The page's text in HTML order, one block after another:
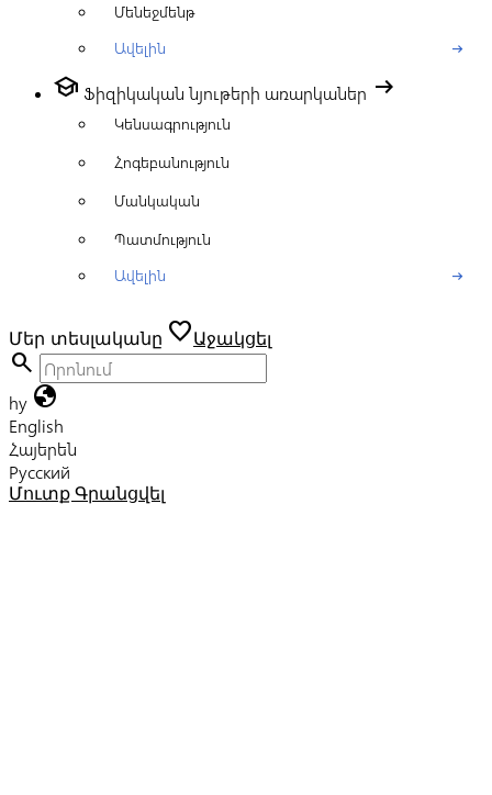
Մենեջմենթ
Ավելին
arrow_right_alt
school Ֆիզիկական նյութերի առարկաներ arrow_right_alt
Կենսագրություն
Հոգեբանություն
Մանկական
Պատմություն
Ավելին
arrow_right_alt
Մեր տեսլականը favoriteԱջակցել
search
hy globe
English
Հայերեն
Русский
Մուտք Գրանցվել